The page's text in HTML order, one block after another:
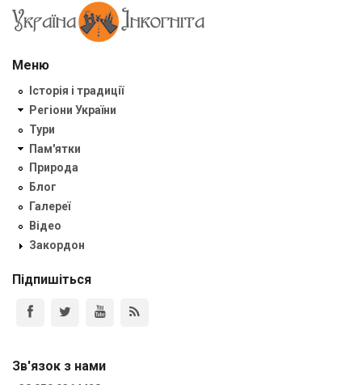
Меню
Історія і традиції
Регіони України
Тури
Пам'ятки
Природа
Блог
Галереї
Відео
Закордон
Підпишіться
Зв'язок з нами